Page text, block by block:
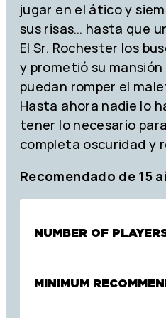
jugar en el ático y
sus risas… hasta que
El Sr. Rochester los
y prometió su
puedan romper el
Hasta ahora nadie lo
tener lo necesario
completa oscuridad y
Recomendado de 15
NUMBER OF
MINIMUM